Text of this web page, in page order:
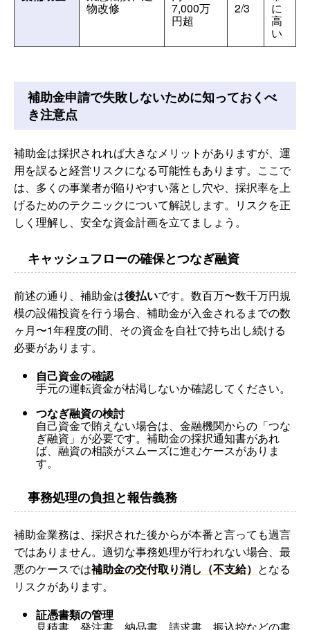
物改修 7,000万
円超
2/3 に
高
い
補助金申請で失敗しないために知っておくべ
き注意点
補助金は採択されれば大きなメリットがありますが、運
用を誤ると経営リスクになる可能性もあります。ここで
は、多くの事業者が陥りやすい落とし穴や、採択率を上
げるためのテクニックについて解説します。リスクを正
しく理解し、安全な資金計画を立てましょう。
キャッシュフローの確保とつなぎ融資
前述の通り、補助金は後払いです。数百万〜数千万円規
模の設備投資を行う場合、補助金が入金されるまでの数
ヶ月〜1年程度の間、その資金を自社で持ち出し続ける
必要があります。
自己資金の確認
手元の運転資金が枯渇しないか確認してください。
つなぎ融資の検討
自己資金で賄えない場合は、金融機関からの「つな
ぎ融資」が必要です。補助金の採択通知書があれ
ば、融資の相談がスムーズに進むケースがありま
す。
事務処理の負担と報告義務
補助金業務は、採択された後からが本番と言っても過言
ではありません。適切な事務処理が行われない場合、最
悪のケースでは補助金の交付取り消し（不支給） となる
リスクがあります。
証憑書類の管理